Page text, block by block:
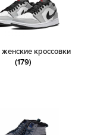
кроссовки
(179)